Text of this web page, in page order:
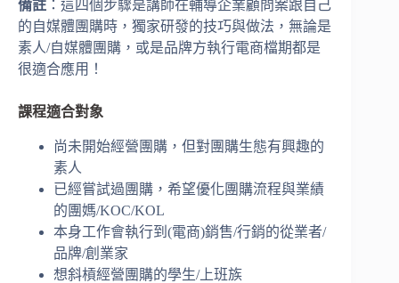
備註 ：這四個步驟是講師在輔導企業顧問案跟自己
的自媒體團購時，獨家研發的技巧與做法，無論是
素人/自媒體團購，或是品牌方執行電商檔期都是
很適合應用！
課程適合對象
尚未開始經營團購，但對團購生態有興趣的
素人
已經嘗試過團購，希望優化團購流程與業績
的團媽/KOC/KOL
本身工作會執行到(電商)銷售/行銷的從業者/
品牌/創業家
想斜槓經營團購的學生/上班族